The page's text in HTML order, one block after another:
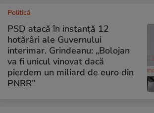
Politică
PSD atacă în instanță 12
hotărâri ale Guvernului
interimar. Grindeanu: „Bolojan
va fi unicul vinovat dacă
pierdem un miliard de euro din
PNRR”